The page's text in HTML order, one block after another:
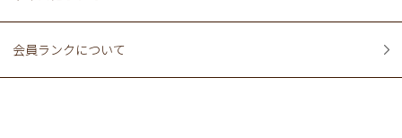
会員ランクについて